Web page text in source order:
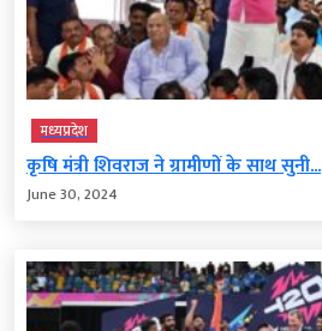
मध्‍यप्रदेश
कृषि मंत्री शिवराज ने ग्रामीणों के साथ सुनी...
June 30, 2024